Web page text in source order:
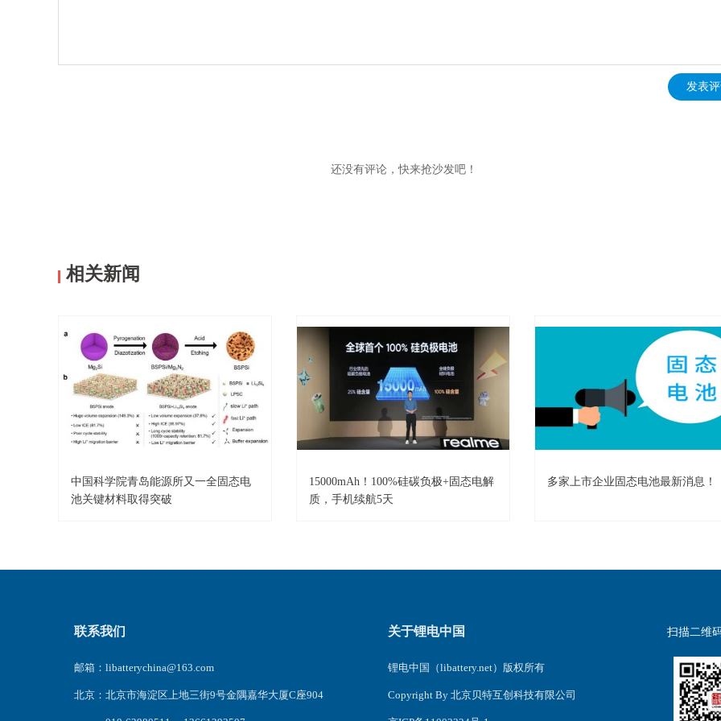
发表
还没有评论，快来抢沙发吧！
相关新闻
中国科学院青岛能源所又一全固态电
池关键材料取得突破
15000mAh！100%硅碳负极+固态电解
质，手机续航5天
多家上市企业固态电池最新消息！
联系我们
邮箱：libatterychina@163.com
北京：北京市海淀区上地三街9号金隅嘉华大厦C座904
关于锂电中国
锂电中国（libattery.net）版权所有
Copyright By 北京贝特互创科技有限公司
扫描二维